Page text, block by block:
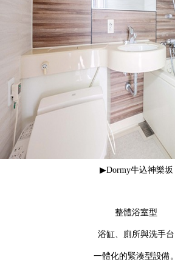
▶Dormy牛込神樂坂
整體浴室型
浴缸、廁所與洗手台
一體化的緊湊型設備。